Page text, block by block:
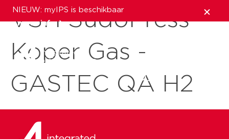
NIEUW: myIPS is beschikbaar
meer info
sluiten
VSH SudoPress
Koper Gas -
GASTEC QA H2